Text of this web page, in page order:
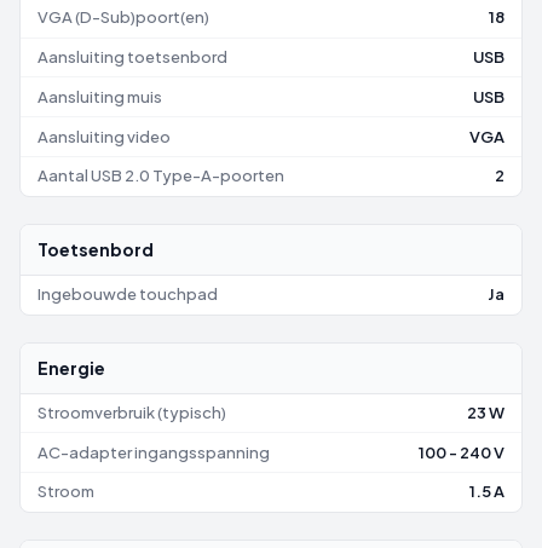
VGA (D-Sub)poort(en) 18
Aansluiting toetsenbord USB
Aansluiting muis USB
Aansluiting video VGA
Aantal USB 2.0 Type-A-poorten 2
Toetsenbord
Ingebouwde touchpad Ja
Energie
Stroomverbruik (typisch) 23 W
AC-adapter ingangsspanning 100 - 240 V
Stroom 1.5 A